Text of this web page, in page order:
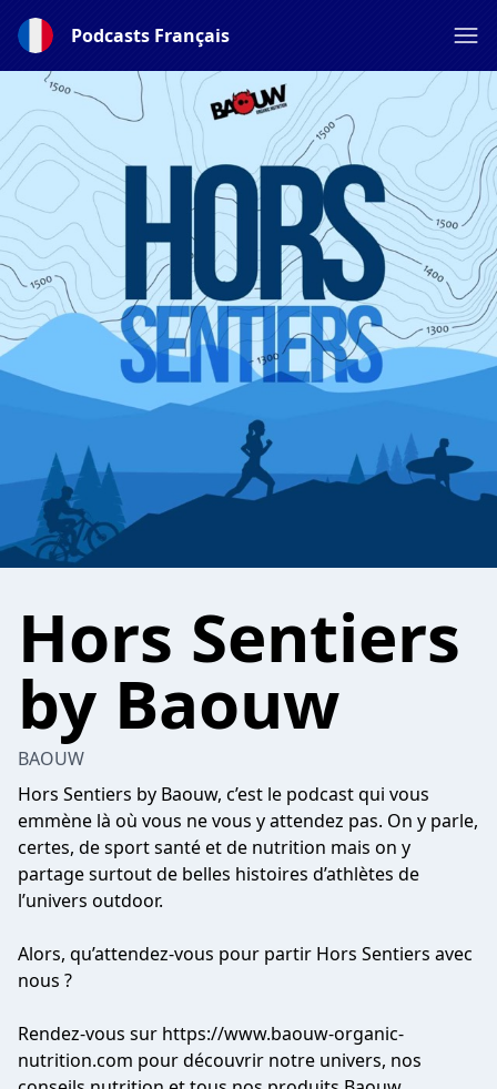
Podcasts Français
Hors Sentiers
by Baouw
BAOUW
Hors Sentiers by Baouw, c’est le podcast qui vous
emmène là où vous ne vous y attendez pas. On y parle,
certes, de sport santé et de nutrition mais on y
partage surtout de belles histoires d’athlètes de
l’univers outdoor.
Alors, qu’attendez-vous pour partir Hors Sentiers avec
nous ?
Rendez-vous sur https://www.baouw-organic-
nutrition.com pour découvrir notre univers, nos